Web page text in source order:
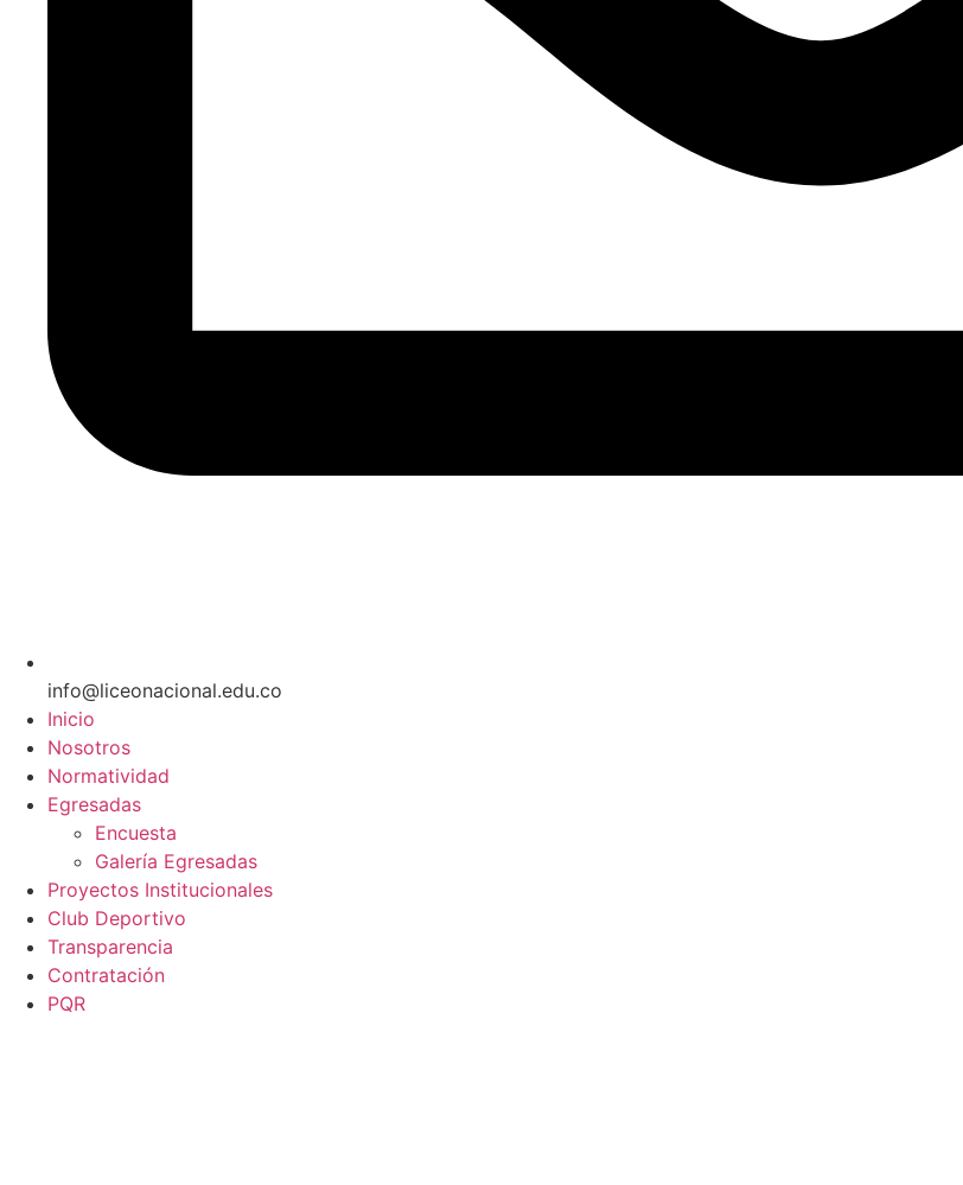
info@liceonacional.edu.co
Inicio
Nosotros
Normatividad
Egresadas
Encuesta
Galería Egresadas
Proyectos Institucionales
Club Deportivo
Transparencia
Contratación
PQR